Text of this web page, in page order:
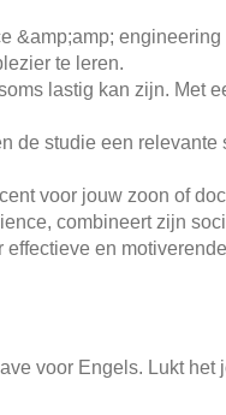
&amp;amp;
te leren.
lastig kan zijn. Met
de studie een relevante
voor jouw zoon of
combineert zijn
effectieve en
voor Engels. Lukt het